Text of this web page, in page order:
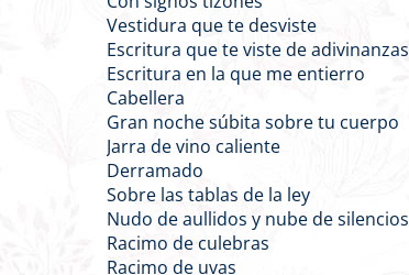
Vestidura que te desviste
Escritura que te viste de adivinanzas
Escritura en la que me entierro
Cabellera
Gran noche súbita sobre tu cuerpo
Jarra de vino caliente
Derramado
Sobre las tablas de la ley
Nudo de aullidos y nube de silencios
Racimo de culebras
Racimo de uvas